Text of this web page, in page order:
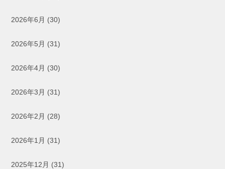
2026年6月 (30)
2026年5月 (31)
2026年4月 (30)
2026年3月 (31)
2026年2月 (28)
2026年1月 (31)
2025年12月 (31)